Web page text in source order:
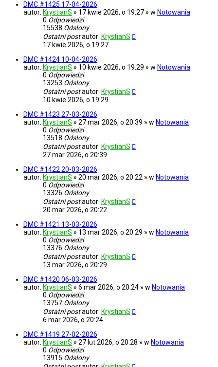
DMC #1425 17-04-2026
autor: KrystianS » 17 kwie 2026, o 19:27 » w Notowania
0 Odpowiedzi
15538 Odsłony
Ostatni postautor: KrystianS
17 kwie 2026, o 19:27
DMC #1424 10-04-2026
autor: KrystianS » 10 kwie 2026, o 19:29 » w Notowania
0 Odpowiedzi
13253 Odsłony
Ostatni postautor: KrystianS
10 kwie 2026, o 19:29
DMC #1423 27-03-2026
autor: KrystianS » 27 mar 2026, o 20:39 » w Notowania
0 Odpowiedzi
13518 Odsłony
Ostatni postautor: KrystianS
27 mar 2026, o 20:39
DMC #1422 20-03-2026
autor: KrystianS » 20 mar 2026, o 20:22 » w Notowania
0 Odpowiedzi
13326 Odsłony
Ostatni postautor: KrystianS
20 mar 2026, o 20:22
DMC #1421 13-03-2026
autor: KrystianS » 13 mar 2026, o 20:29 » w Notowania
0 Odpowiedzi
13376 Odsłony
Ostatni postautor: KrystianS
13 mar 2026, o 20:29
DMC #1420 06-03-2026
autor: KrystianS » 6 mar 2026, o 20:24 » w Notowania
0 Odpowiedzi
13757 Odsłony
Ostatni postautor: KrystianS
6 mar 2026, o 20:24
DMC #1419 27-02-2026
autor: KrystianS » 27 lut 2026, o 20:28 » w Notowania
0 Odpowiedzi
13915 Odsłony